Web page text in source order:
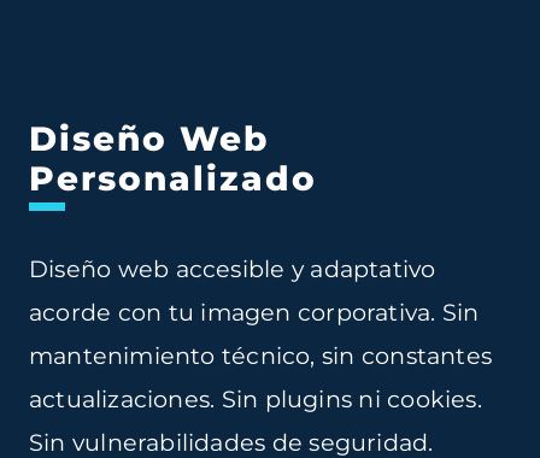
Diseño Web
Personalizado
Diseño web accesible y adaptativo
acorde con tu imagen corporativa. Sin
mantenimiento técnico, sin constantes
actualizaciones. Sin plugins ni cookies.
Sin vulnerabilidades de seguridad.